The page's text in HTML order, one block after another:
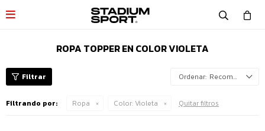

ROPA TOPPER EN COLOR VIOLETA
Recomendados
Filtrando por: Ropa Color: Violeta Quitar filtros